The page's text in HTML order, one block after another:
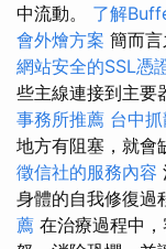
中流動。 了解
會外燴方案 簡而
網站安全的SSL憑
些主線連接到主要
事務所推薦 台中
地方有阻塞，就會
徵信社的服務內容
身體的自我修復過
薦 在治療過程中